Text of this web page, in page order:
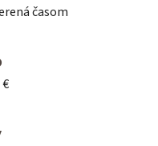
časom